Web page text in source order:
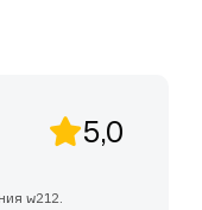
5,0
w212.